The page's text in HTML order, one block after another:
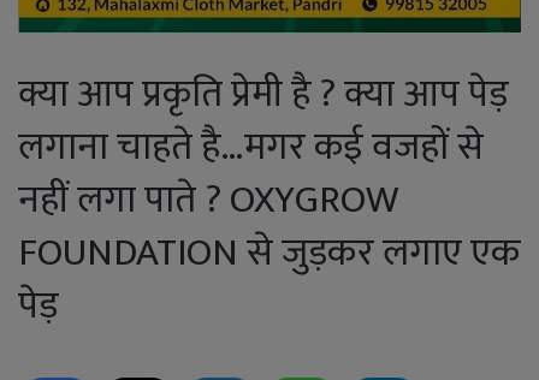
क्या आप प्रकृति प्रेमी है ? क्या आप पेड़
लगाना चाहते है…मगर कई वजहों से
नहीं लगा पाते ? OXYGROW
FOUNDATION से जुड़कर लगाए एक
पेड़